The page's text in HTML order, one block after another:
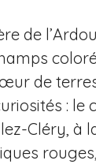
de
de
: le
Cléry, à